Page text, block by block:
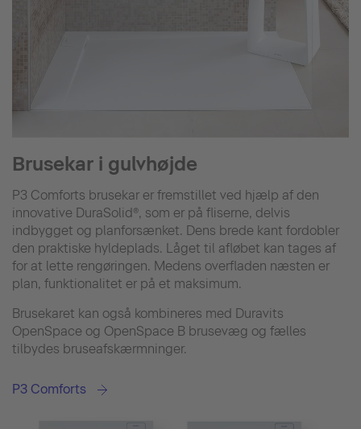
Brusekar i gulvhøjde
P3 Comforts brusekar er fremstillet ved hjælp af den
innovative DuraSolid®, som er på fliserne, delvis
indbygget og planforsænket. Dens brede kant fordobler
den praktiske hyldeplads. Låget til afløbet kan tages af
for at lette rengøringen. Medens overfladen næsten er
plan, funktionalitet er på et maksimum.
Brusekaret kan også kombineres med Duravits
OpenSpace og OpenSpace B brusevæg og fælles
tilbydes bruseafskærmninger.
P3 Comforts